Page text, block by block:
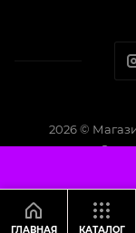
2026 ©
ГЛАВНАЯ КАТАЛОГ